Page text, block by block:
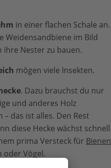
in einer flachen Schale an.
Weidensandbiene im Bild
ihre Nester zu bauen.
mögen viele Insekten.
. Dazu brauchst du nur
und anderes Holz
das ist alles. Den Rest
diese Hecke wächst schnell
prima Versteck für Bienen
oder Vögel.